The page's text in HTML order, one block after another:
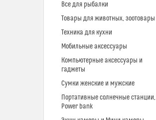
Все для рыбалки
Товары для животных, зоотовары
Техника для кухни
Мобильные аксессуары
Компьютерные аксессуары и
гаджеты
Сумки женские и мужские
Портативные солнечные станции,
Power bank